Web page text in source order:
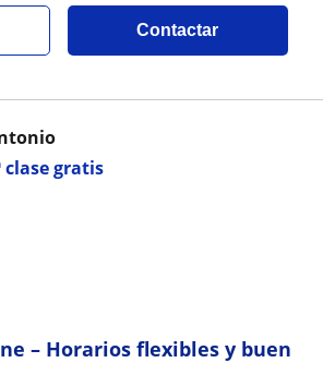
Contactar
clase gratis
– Horarios flexibles y buen